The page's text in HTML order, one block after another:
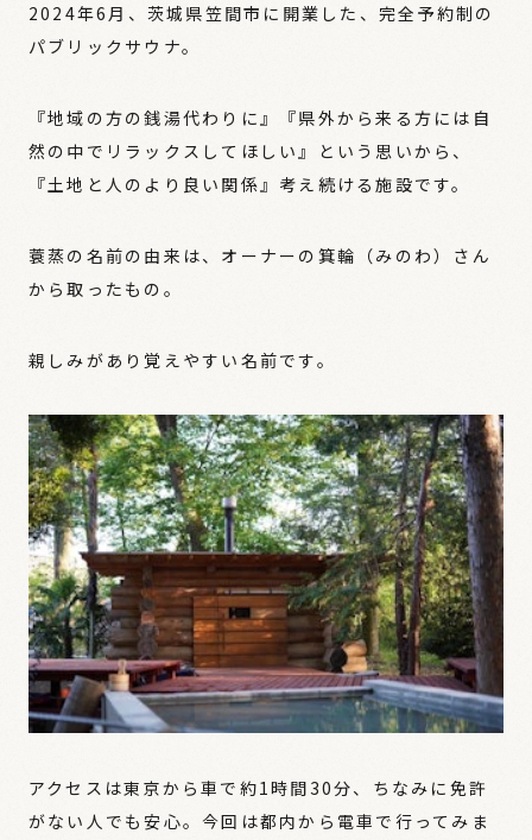
2024年6月、茨城県笠間市に開業した、完全予約制の
パブリックサウナ。
『地域の方の銭湯代わりに』『県外から来る方には自
然の中でリラックスしてほしい』という思いから、
『土地と人のより良い関係』考え続ける施設です。
蓑蒸の名前の由来は、オーナーの箕輪（みのわ）さん
から取ったもの。
親しみがあり覚えやすい名前です。
アクセスは東京から車で約1時間30分、ちなみに免許
がない人でも安心。今回は都内から電車で行ってみま